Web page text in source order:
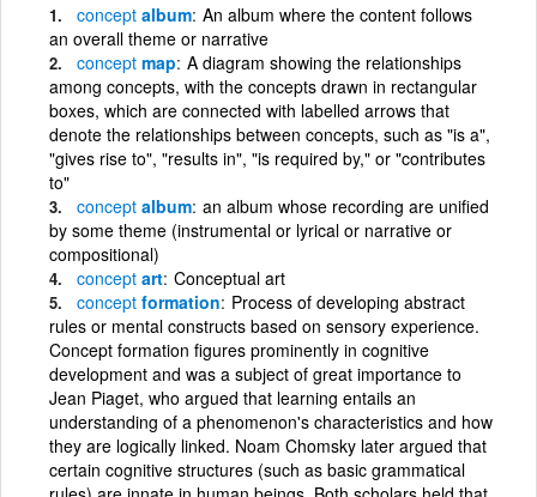
concept album An album where the content follows
an overall theme or narrative
concept map A diagram showing the relationships
among concepts, with the concepts drawn in rectangular
boxes, which are connected with labelled arrows that
denote the relationships between concepts, such as "is a",
"gives rise to", "results in", "is required by," or "contributes
to"
concept album an album whose recording are unified
by some theme (instrumental or lyrical or narrative or
compositional)
concept art Conceptual art
concept formation Process of developing abstract
rules or mental constructs based on sensory experience.
Concept formation figures prominently in cognitive
development and was a subject of great importance to
Jean Piaget, who argued that learning entails an
understanding of a phenomenon's characteristics and how
they are logically linked. Noam Chomsky later argued that
certain cognitive structures (such as basic grammatical